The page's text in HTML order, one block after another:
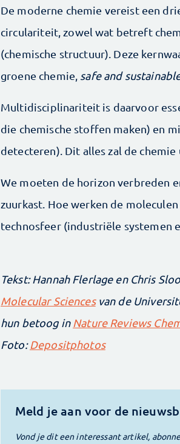
De moderne chemie vereist een
circulariteit, ­zowel wat betreft
(chemische structuur). Deze
groene chemie, safe and
Multidisciplinariteit is daarvoor
die chemische stoffen maken) en
detecteren). Dit alles zal de
We moeten de horizon verbreden
zuurkast. Hoe werken de
technosfeer (industriële systemen
Tekst: Hannah Flerlage en Chris
Molecular ­Sciencesvan de
hun betoog in Nature ­Reviews
Foto:Depositphotos
Meld je aan voor de
Vond je dit een interessant artikel,